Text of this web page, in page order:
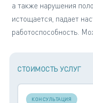
а также нарушения
истощается, падает
работоспособность.
СТОИМОСТЬ УСЛУГ
КОНСУЛЬТАЦИЯ